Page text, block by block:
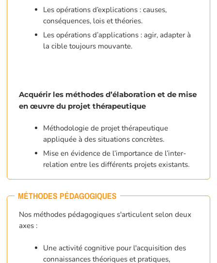
Les opérations d’explications : causes,
conséquences, lois et théories.
Les opérations d’applications : agir, adapter à
la cible toujours mouvante.
Acquérir les méthodes d’élaboration et de mise
en œuvre du projet thérapeutique
Méthodologie de projet thérapeutique
appliquée à des situations concrètes.
Mise en évidence de l’importance de l’inter-
relation entre les différents projets existants.
MÉTHODES PÉDAGOGIQUES
Nos méthodes pédagogiques s'articulent selon deux
axes :
Une activité cognitive pour l'acquisition des
connaissances théoriques et pratiques,